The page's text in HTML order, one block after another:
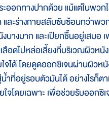
กทางปากด้วย แม้แต่ในพวก
ะร่างกายสลับซับซ้อนกว่าพว
งมาก และเปียกชื้นอยู่เสมอ
อดไปหล่อเลี้ยงที่บริเวณผิวห
ด้ โดยดูดออกซิเจนผ่านผิวหนั
ำที่อยู่รอบตัวมันได้ อย่างไรก็ต
โดยเฉพาะ เพื่อช่วยรับออกซิเ